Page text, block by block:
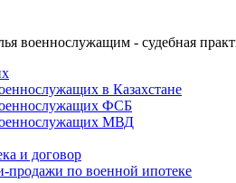
военнослужащим - судебная
в Казахстане
ФСБ
МВД
и договор
продажи по военной ипотеке